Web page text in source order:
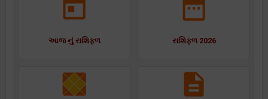
આજ નું રાશિફળ રાશિફળ 2026